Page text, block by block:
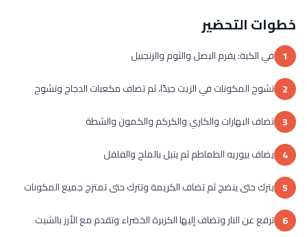
خطوات التحضير
1 في الكبة: يفرم البصل والثوم والزنجبيل
2 تشوح المكونات في الزيت جيدًا، ثم تضاف مكعبات الدجاج وتشوح
3 تضاف البهارات والكاري والكركم والكمون والشطة
4 يضاف بيوريه الطماطم ثم يتبل بالملح والفلفل
5 يترك حتى ينضج ثم تضاف الكريمة وتترك حتى تمتزج جميع المكونات
6 ترفع عن النار وتضاف إليها الكزبرة الخضراء وتقدم مع الأرز بالشبت